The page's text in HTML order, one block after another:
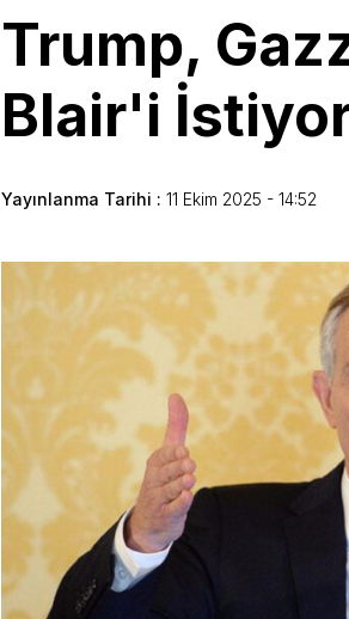
Trump,
Blair'i
Yayınlanma Tarihi : 11 Ekim 2025 - 14:52